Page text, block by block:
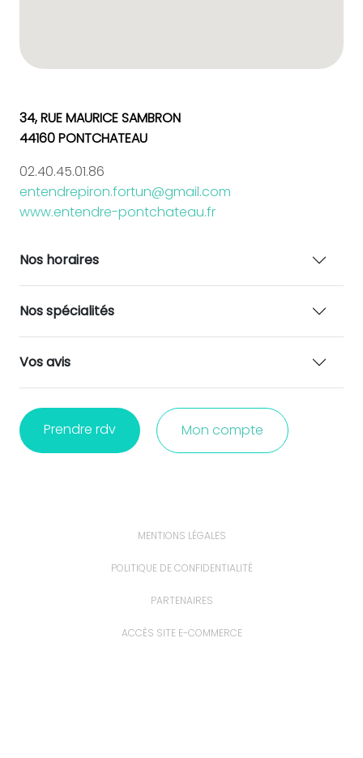
34, RUE MAURICE SAMBRON
44160 PONTCHATEAU
02.40.45.01.86
entendrepiron.fortun@gmail.com
www.entendre-pontchateau.fr
Nos horaires
Nos spécialités
Vos avis
Prendre rdv Mon compte
MENTIONS LÉGALES
POLITIQUE DE CONFIDENTIALITÉ
PARTENAIRES
ACCÈS SITE E-COMMERCE